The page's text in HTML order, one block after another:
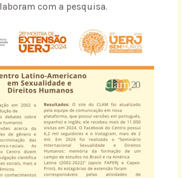
com a pesquisa.